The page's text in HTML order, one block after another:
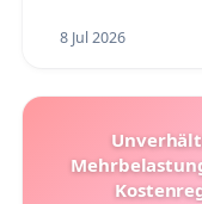
8 Jul 2026